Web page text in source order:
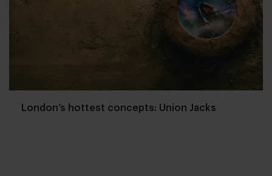
London’s hottest concepts: Union Jacks